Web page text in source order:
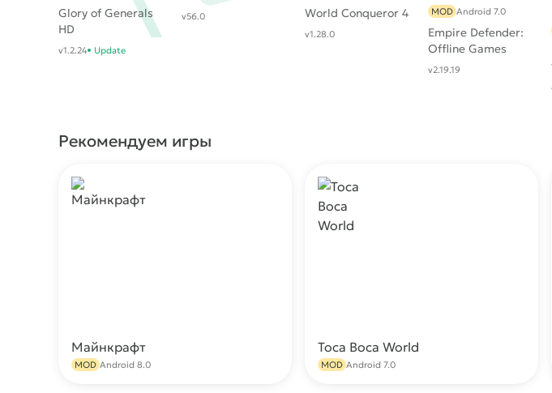
Glory of Generals
HD
v1.2.24 Update
v56.0 World Conqueror 4
v1.28.0
Empire Defender:
Offline Games
MOD Android 7.0
v2.19.19
Рекомендуем игры
Майнкрафт
MOD Android 8.0
Toca Boca World
MOD Android 7.0